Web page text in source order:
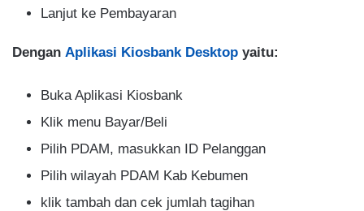
Lanjut ke Pembayaran
Dengan Aplikasi Kiosbank Desktop yaitu:
Buka Aplikasi Kiosbank
Klik menu Bayar/Beli
Pilih PDAM, masukkan ID Pelanggan
Pilih wilayah PDAM Kab Kebumen
klik tambah dan cek jumlah tagihan